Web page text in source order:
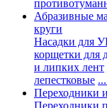
Абразивные
круги
Насадки для
корщетки
и липких лент
лепестковые
Переходники
Переходники